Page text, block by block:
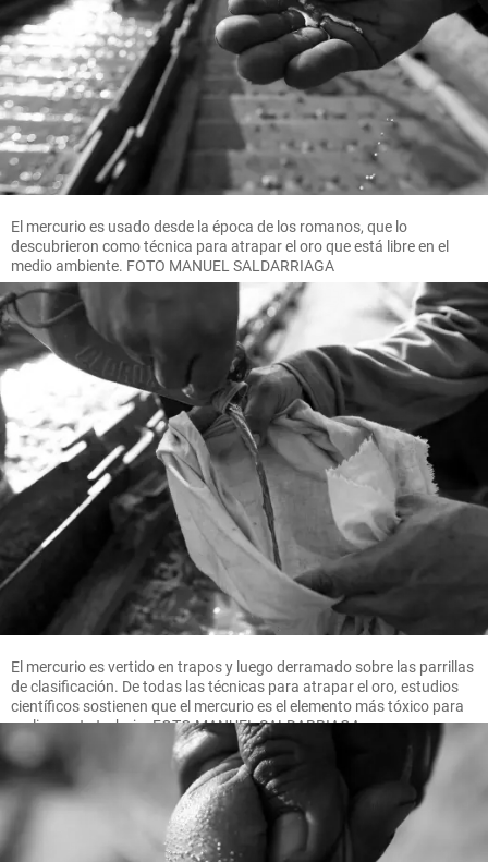
El mercurio es usado desde la época de los romanos, que lo
descubrieron como técnica para atrapar el oro que está libre en el
medio ambiente. FOTO MANUEL SALDARRIAGA
El mercurio es vertido en trapos y luego derramado sobre las parrillas
de clasificación. De todas las técnicas para atrapar el oro, estudios
científicos sostienen que el mercurio es el elemento más tóxico para
realizar este trabajo. FOTO MANUEL SALDARRIAGA